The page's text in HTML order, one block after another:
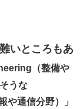
いところもあ
（整備や
うな
通信分野）」